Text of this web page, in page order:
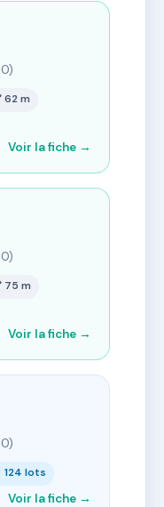
62 m
Voir la fiche →
75 m
Voir la fiche →
124 lots
Voir la fiche →